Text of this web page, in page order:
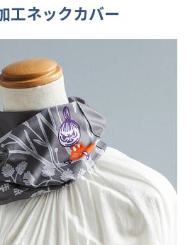
工ネックカバー